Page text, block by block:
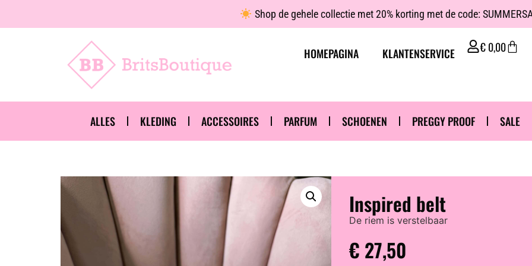
Shop de gehele collectie met 20% korting met de code:
HOMEPAGINA KLANTENSERVICE €0,00
ALLES KLEDING ACCESSOIRES PARFUM SCHOENEN PREGGY PROOF SALE
Inspired belt
De riem is verstelbaar
€ 27,50